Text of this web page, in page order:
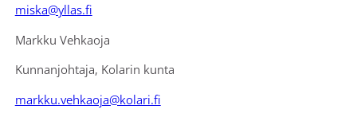
miska@yllas.fi
Markku Vehkaoja
Kunnanjohtaja, Kolarin kunta
markku.vehkaoja@kolari.fi